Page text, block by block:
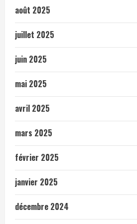
août 2025
juillet 2025
juin 2025
mai 2025
avril 2025
mars 2025
février 2025
janvier 2025
décembre 2024